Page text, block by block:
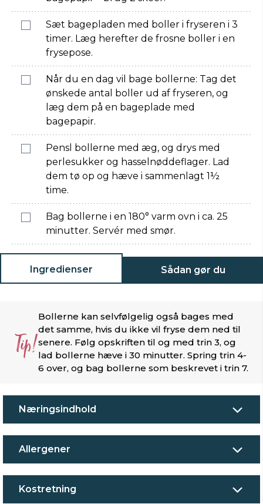
Sæt bagepladen med boller i fryseren i 3
timer. Læg herefter de frosne boller i en
frysepose.
Når du en dag vil bage bollerne: Tag det
ønskede antal boller ud af fryseren, og
læg dem på en bageplade med
bagepapir.
Pensl bollerne med æg, og drys med
perlesukker og hasselnøddeflager. Lad
dem tø op og hæve i sammenlagt 1½
time.
Bag bollerne i en 180° varm ovn i ca. 25
minutter. Servér med smør.
Ingredienser Sådan gør du
Tip!
Bollerne kan selvfølgelig også bages med
det samme, hvis du ikke vil fryse dem ned til
senere. Følg opskriften til og med trin 3, og
lad bollerne hæve i 30 minutter. Spring trin 4-
6 over, og bag bollerne som beskrevet i trin 7.
Næringsindhold
Allergener
Kostretning